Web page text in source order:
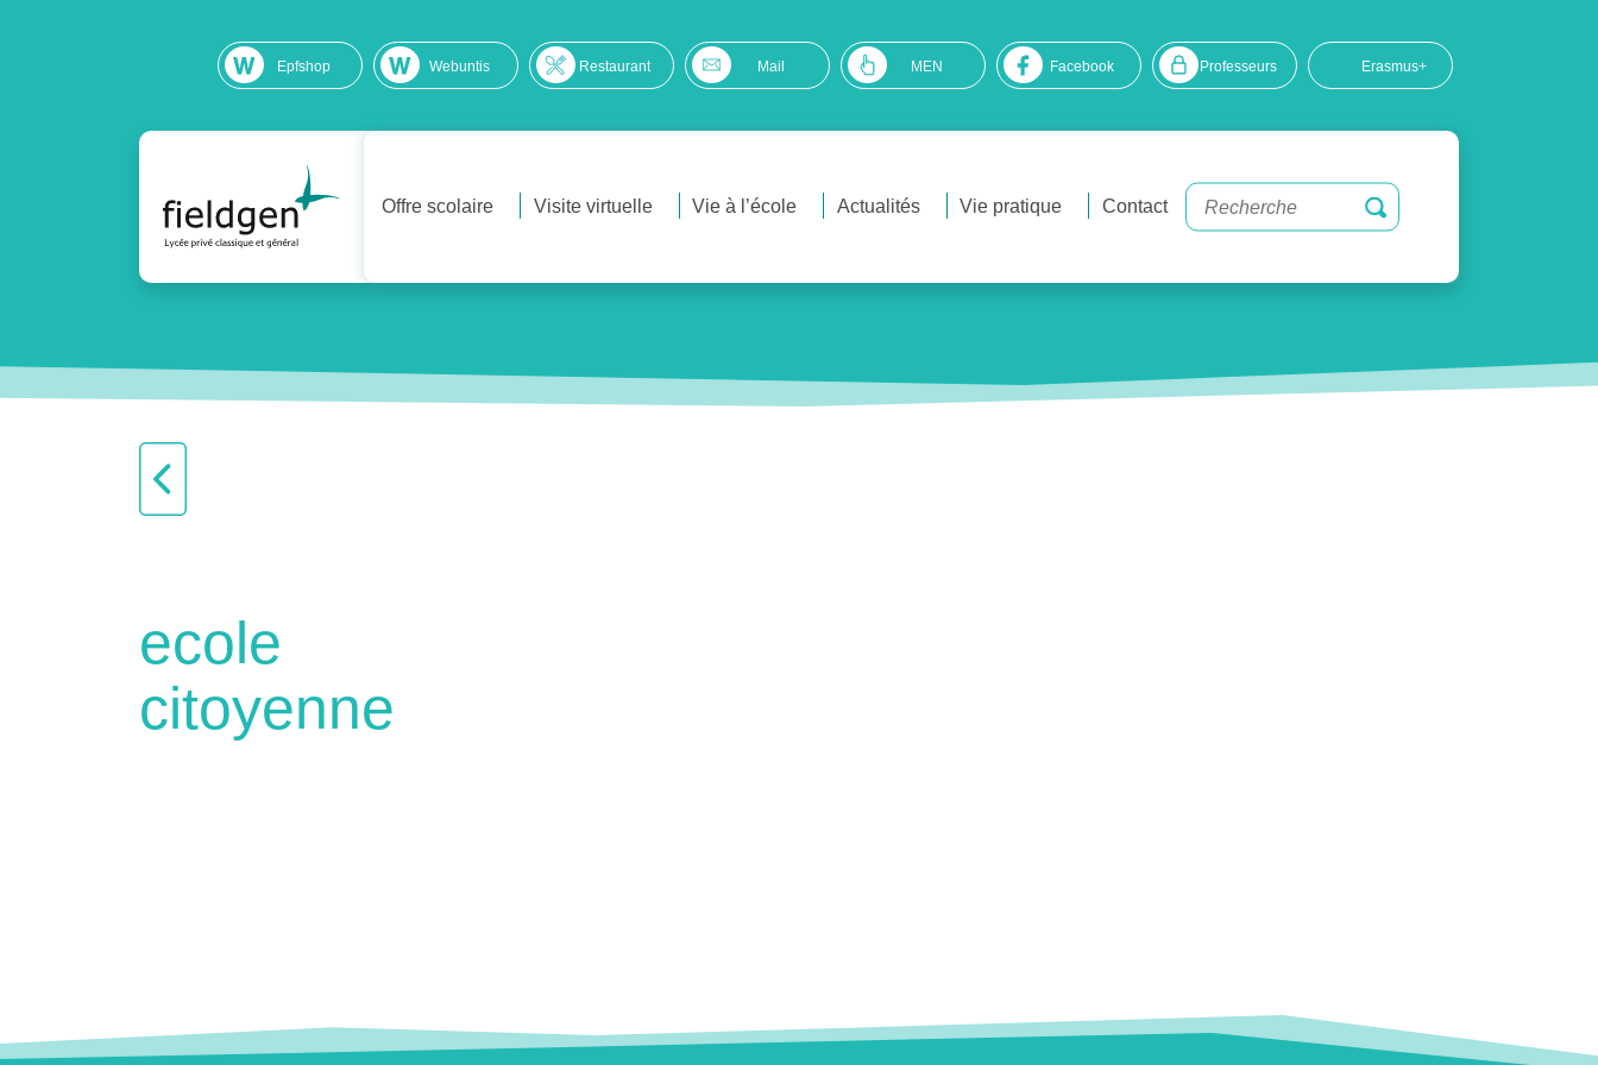
Epfshop Webuntis Restaurant Mail MEN Facebook Professeurs Erasmus+
Offre scolaire Visite virtuelle Vie à l’école Actualités Vie pratique Contact
ecole
citoyenne